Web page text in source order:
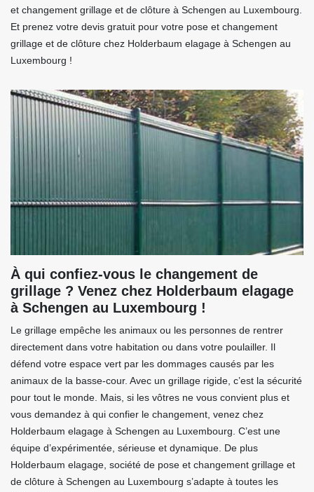
et changement grillage et de clôture à Schengen au Luxembourg.
Et prenez votre devis gratuit pour votre pose et changement
grillage et de clôture chez Holderbaum elagage à Schengen au
Luxembourg !
À qui confiez-vous le changement de
grillage ? Venez chez Holderbaum elagage
à Schengen au Luxembourg !
Le grillage empêche les animaux ou les personnes de rentrer
directement dans votre habitation ou dans votre poulailler. Il
défend votre espace vert par les dommages causés par les
animaux de la basse-cour. Avec un grillage rigide, c’est la sécurité
pour tout le monde. Mais, si les vôtres ne vous convient plus et
vous demandez à qui confier le changement, venez chez
Holderbaum elagage à Schengen au Luxembourg. C’est une
équipe d’expérimentée, sérieuse et dynamique. De plus
Holderbaum elagage, société de pose et changement grillage et
de clôture à Schengen au Luxembourg s’adapte à toutes les